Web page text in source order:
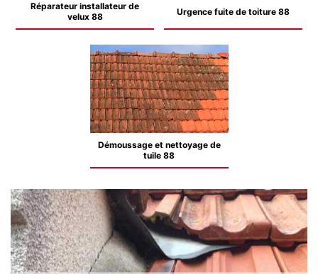
Réparateur installateur de
velux 88
Urgence fuite de toiture 88
Démoussage et nettoyage de
tuile 88